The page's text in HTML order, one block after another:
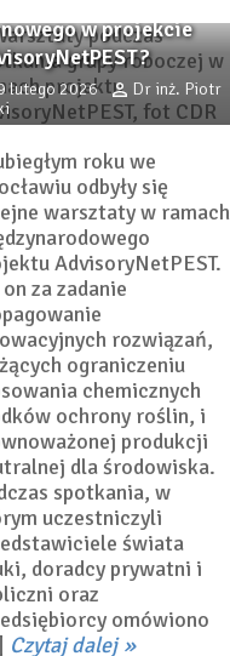
w projekcie
lutego 2026
Dr inż. Piotr
roku we
odbyły się
warsztaty w ramach
AdvisoryNetPEST.
za zadanie
rozwiązań,
ograniczeniu
chemicznych
ochrony roślin, i
produkcji
dla środowiska.
spotkania, w
uczestniczyli
świata
doradcy prywatni i
oraz
omówiono
Czytaj dalejochrony